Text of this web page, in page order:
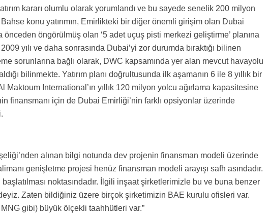
kararı olumlu olarak yorumlandı ve bu sayede senelik 200 milyon
konu yatırımın, Emirlikteki bir diğer önemli girişim olan Dubai
öngörülmüş olan ‘5 adet uçuş pisti merkezi geliştirme’ planına
yılı ve daha sonrasında Dubai’yi zor durumda bıraktığı bilinen
sorunlarına bağlı olarak, DWC kapsamında yer alan mevcut havayolu
bilinmekte. Yatırım planı doğrultusunda ilk aşamanın 6 ile 8 yıllık bir
International’ın yıllık 120 milyon yolcu ağırlama kapasitesine
finansmanı için de Dubai Emirliği’nin farklı opsiyonlar üzerinde
alınan bilgi notunda dev projenin finansman modeli üzerinde
genişletme projesi henüz finansman modeli arayışı safh asındadır.
başlatılması noktasındadır. İlgili inşaat şirketlerimizle bu ve buna benzer
Zaten bildiğiniz üzere birçok şirketimizin BAE kurulu ofisleri var.
gibi) büyük ölçekli taahhütleri var.”